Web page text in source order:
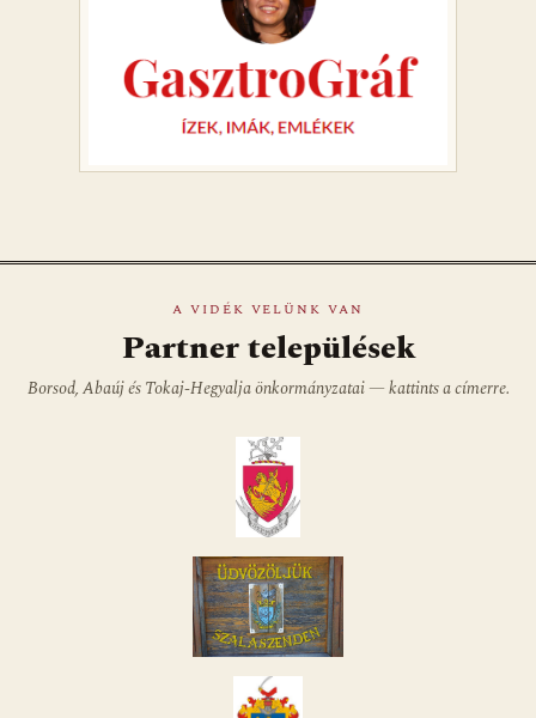
A VIDÉK VELÜNK VAN
Partner települések
Borsod, Abaúj és Tokaj-Hegyalja önkormányzatai — kattints a címerre.